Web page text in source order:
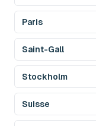
Paris
Saint-Gall
Stockholm
Suisse